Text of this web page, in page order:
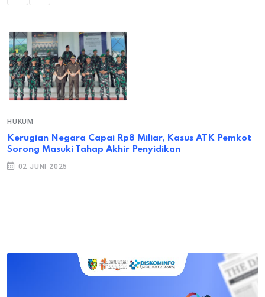
HUKUM
Kerugian Negara Capai Rp8 Miliar, Kasus ATK Pemkot
Sorong Masuki Tahap Akhir Penyidikan
02 JUNI 2025